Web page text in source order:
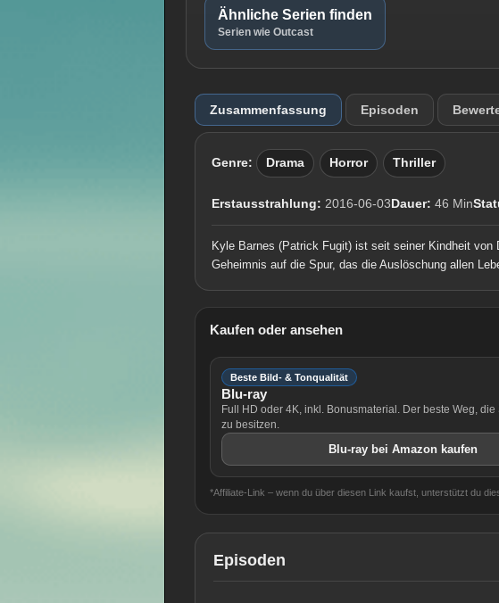
Ähnliche Serien finden
Serien wie Outcast
Zusammenfassung Episoden
Genre: Drama Horror Thriller
Erstausstrahlung: 2016-06-03Dauer: 46 Min
Kyle Barnes (Patrick Fugit) ist seit seiner Kindheit
Geheimnis auf die Spur, das die Auslöschung allen
Kaufen oder ansehen
Beste Bild- & Tonqualität
Blu-ray
Full HD oder 4K, inkl. Bonusmaterial. Der beste Weg,
zu besitzen.
Blu-ray bei Amazon kaufen
*Affiliate-Link – wenn du über diesen Link kaufst, unterstützt du
Episoden